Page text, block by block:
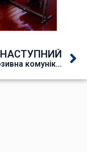
НАСТУПНИЙ
«Інклюзивна комунікація та доступність у закладах ПТО»